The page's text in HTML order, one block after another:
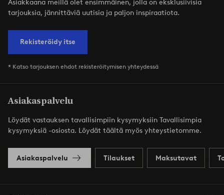
Asiakkaana meillä olet ensimmäinen, jolla on eksklusiivisia
tarjouksia, jännittäviä uutisia ja paljon inspiraatiota.
Rekisteröidy itse
* Katso tarjouksen ehdot rekisteröitymisen yhteydessä
Asiakaspalvelu
Löydät vastauksen tavallisimpiin kysymyksiin Tavallisimpia
kysymyksiä -osiosta. Löydät täältä myös yhteystietomme.
Asiakaspalvelu Tilaukset Maksutavat